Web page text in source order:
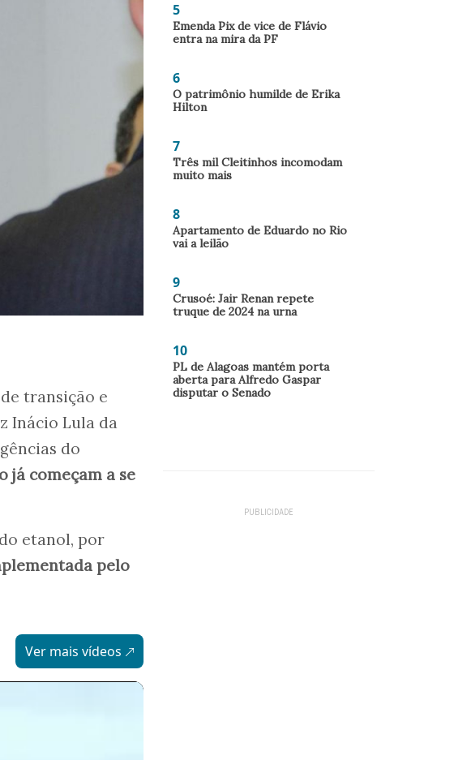
transição e
Inácio Lula da
do
já começam a se
etanol, por
pelo
Ver mais vídeos
5
Emenda Pix de vice de Flávio
entra na mira da PF
6
O patrimônio humilde de Erika
Hilton
7
Três mil Cleitinhos incomodam
muito mais
8
Apartamento de Eduardo no Rio
vai a leilão
9
Crusoé: Jair Renan repete
truque de 2024 na urna
10
PL de Alagoas mantém porta
aberta para Alfredo Gaspar
disputar o Senado